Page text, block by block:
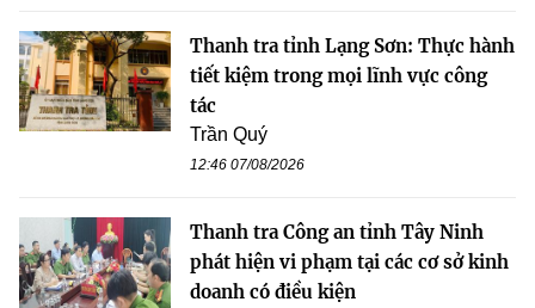
Thanh tra tỉnh Lạng Sơn: Thực hành
tiết kiệm trong mọi lĩnh vực công
tác
Trần Quý
12:46 07/08/2026
Thanh tra Công an tỉnh Tây Ninh
phát hiện vi phạm tại các cơ sở kinh
doanh có điều kiện